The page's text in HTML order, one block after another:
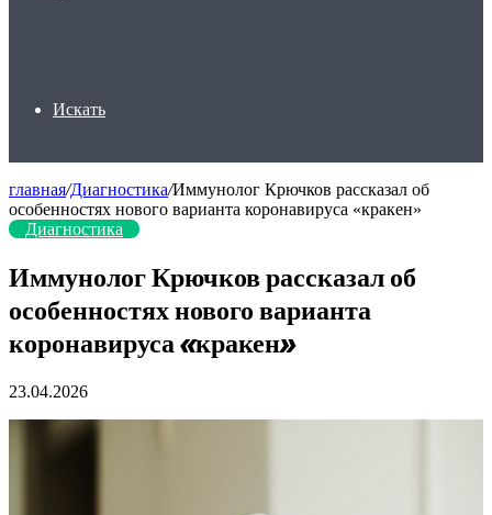
Искать
главная/Диагностика/Иммунолог Крючков рассказал об
особенностях нового варианта коронавируса «кракен»
Диагностика
Иммунолог Крючков рассказал об
особенностях нового варианта
коронавируса «кракен»
23.04.2026